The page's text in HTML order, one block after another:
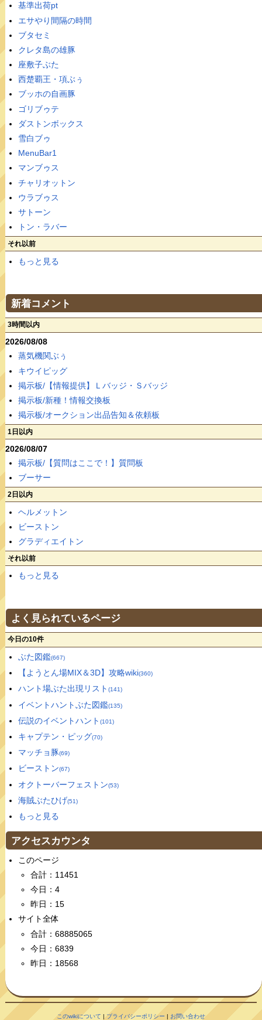
基準出荷pt
エサやり間隔の時間
ブタセミ
クレタ島の雄豚
座敷子ぶた
西楚覇王・項ぶぅ
ブッホの自画豚
ゴリブゥテ
ダストンボックス
雪白ブゥ
MenuBar1
マンブゥス
チャリオットン
ウラブゥス
サトーン
トン・ラバー
それ以前
もっと見る
新着コメント
3時間以内
2026/08/08
蒸気機関ぶぅ
キウイピッグ
掲示板/【情報提供】Ｌバッジ・Ｓバッジ
掲示板/新種！情報交換板
掲示板/オークション出品告知＆依頼板
1日以内
2026/08/07
掲示板/【質問はここで！】質問板
ブーサー
2日以内
ヘルメットン
ビーストン
グラディエイトン
それ以前
もっと見る
よく見られているページ
今日の10件
ぶた図鑑(667)
【ようとん場MIX＆3D】攻略wiki(360)
ハント場ぶた出現リスト (141)
イベントハントぶた図鑑(135)
伝説のイベントハント (101)
キャプテン・ピッグ(70)
マッチョ豚(69)
ビーストン(67)
オクトーバーフェストン(53)
海賊ぶたひげ(51)
もっと見る
アクセスカウンタ
このページ
合計：11451
今日：4
昨日：15
サイト全体
合計：68885065
今日：6839
昨日：18568
このwikiについて |プライバシーポリシー お問い合わせ